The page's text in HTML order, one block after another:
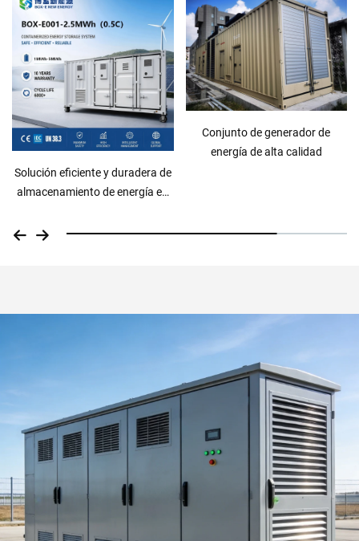
Solución eficiente y duradera de
almacenamiento de energía en
de 1 MW y 2 MWh
Conjunto de generador de
energía de alta calidad